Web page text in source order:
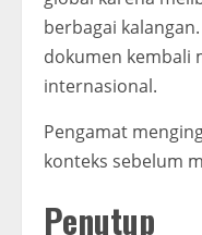
berbagai
dokumen kembali
internasional.
Pengamat
konteks sebelum
Penutup